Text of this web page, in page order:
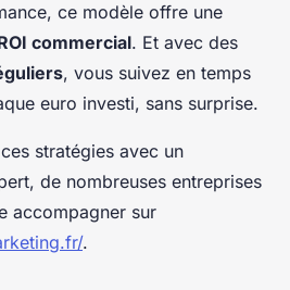
ce modèle offre une
commercial. Et avec des
, vous suivez en temps
euro investi, sans surprise.
stratégies avec un
de nombreuses entreprises
accompagner sur
.